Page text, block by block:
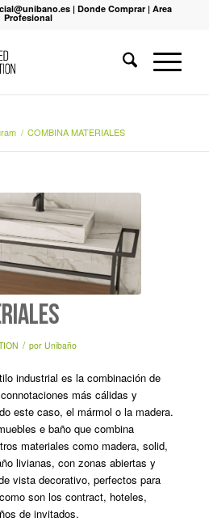
|Donde Comprar |Area
Profesional
/ COMBINA MATERIALES
/ por Unibaño
industrial es la combinación de
más cálidas y
este caso, el mármol o la madera.
e baño que combina
materiales como madera, solid,
livianas, con zonas abiertas y
vista decorativo, perfectos para
son los contract, hoteles,
de invitados.